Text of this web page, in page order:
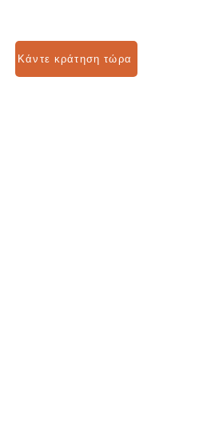
Κάντε κράτηση τώρα